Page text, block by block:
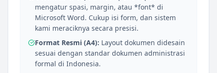
mengatur spasi, margin, atau *font* di
Microsoft Word. Cukup isi form, dan sistem
kami meraciknya secara presisi.
Format Resmi (A4): Layout dokumen didesain
sesuai dengan standar dokumen administrasi
formal di Indonesia.